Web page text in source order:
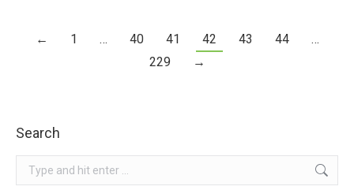
← 1 … 40 41 42 43 44
…
229
→
Search
Search: